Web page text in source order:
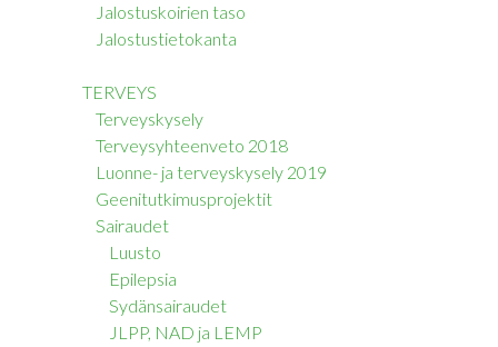
Jalostuskoirien taso
Jalostustietokanta
TERVEYS
Terveyskysely
Terveysyhteenveto 2018
Luonne- ja terveyskysely 2019
Geenitutkimusprojektit
Sairaudet
Luusto
Epilepsia
Sydänsairaudet
JLPP, NAD ja LEMP